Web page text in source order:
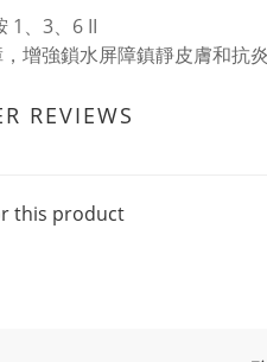
1、3、6 II
增強鎖水屏障鎮靜皮膚和抗炎
REVIEWS
this product